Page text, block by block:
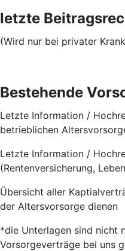
letzte
(Wird nur bei privater
Bestehende
Letzte Information /
betrieblichen
Letzte Information /
(Rentenversicherung,
Übersicht aller
der Altersvorsorge dienen
*die Unterlagen sind nicht
Vorsorgeverträge bei uns